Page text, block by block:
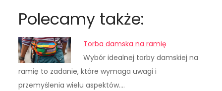
Polecamy także:
Torba damska na ramię
Wybór idealnej torby damskiej na
ramię to zadanie, które wymaga uwagi i
przemyślenia wielu aspektów.…